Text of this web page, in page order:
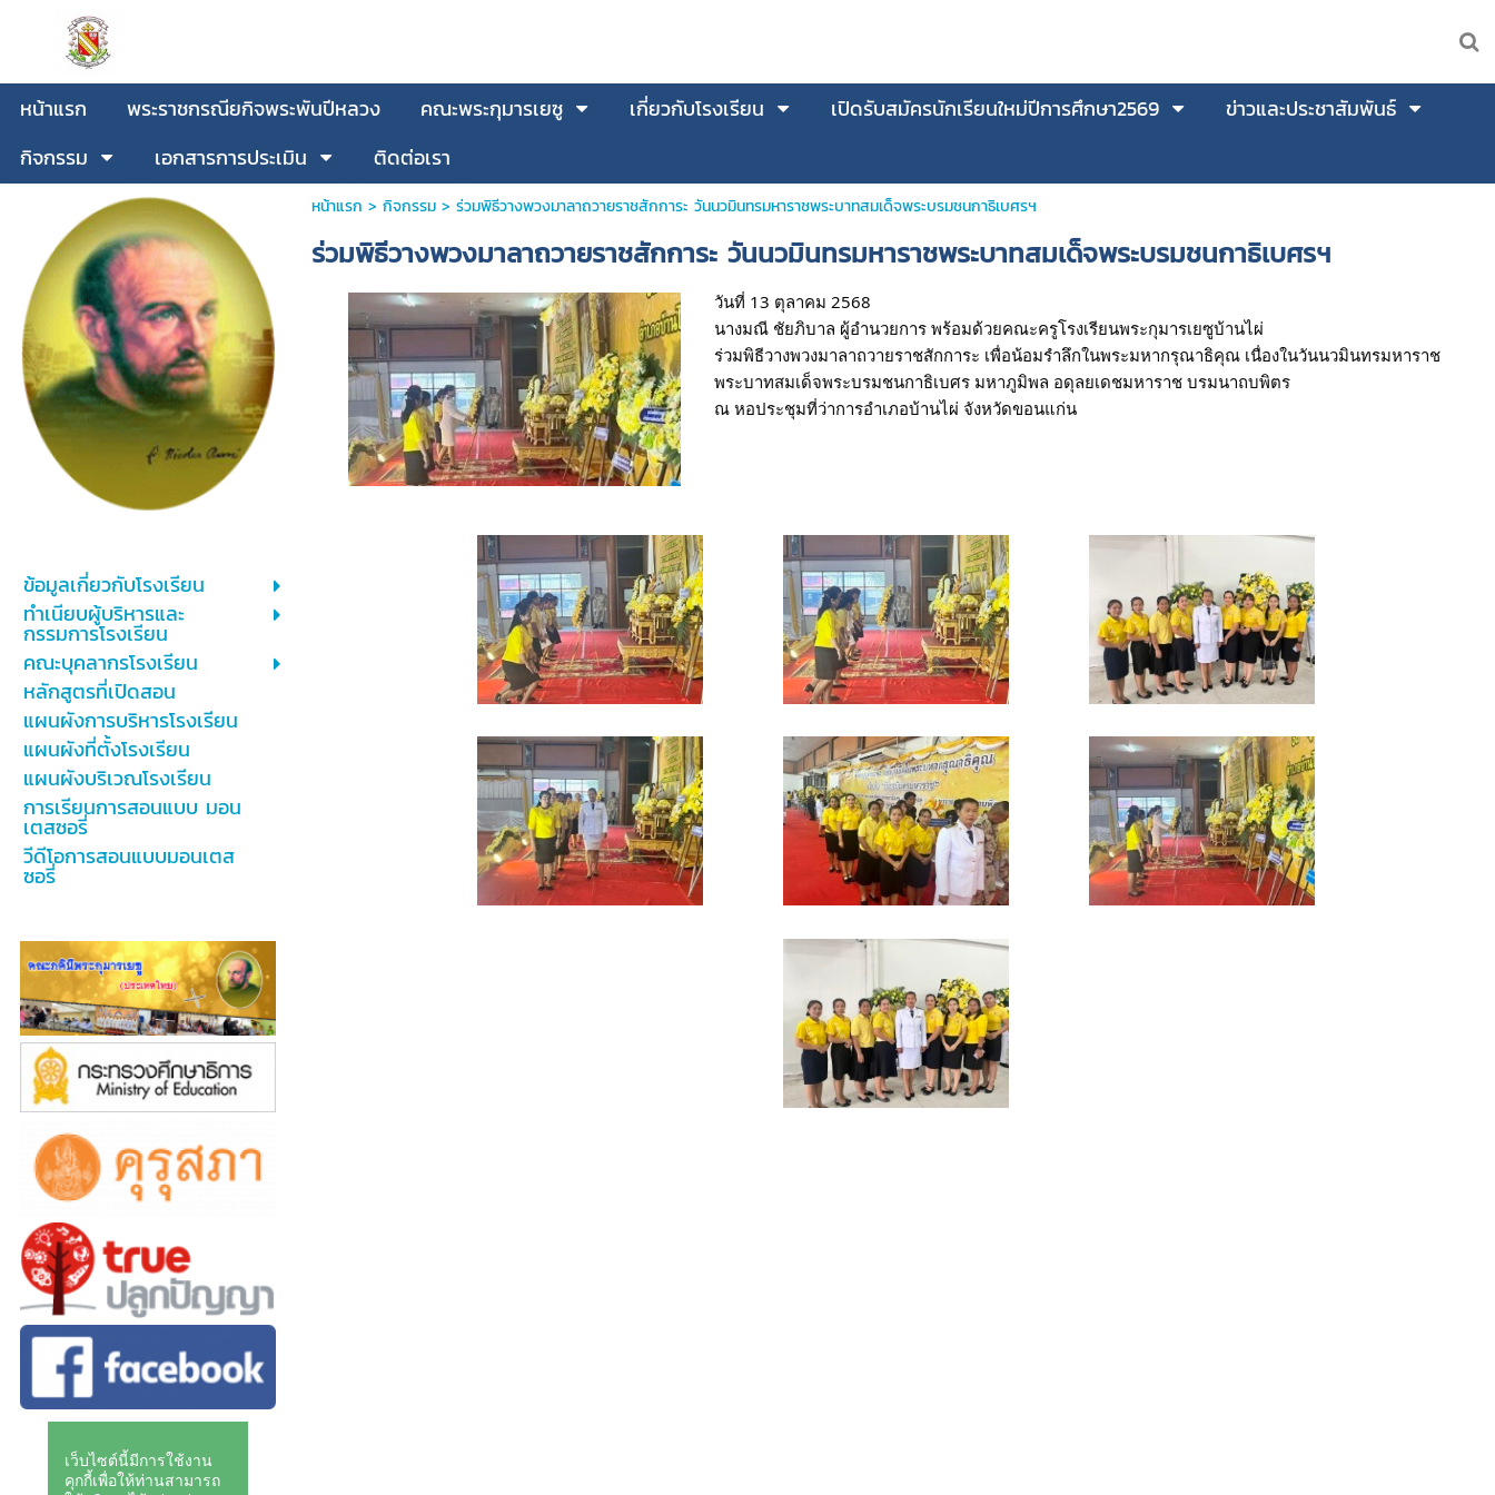
หน้าแรก พระราชกรณียกิจพระพันปีหลวง คณะพระกุมารเยซู เกี่ยวกับโรงเรียน เปิดรับสมัครนักเรียนใหม่ปีการศึกษา2569
ข่าวและประชาสัมพันธ์
กิจกรรม
เอกสารการประเมิน ติดต่อเรา
ข้อมูลเกี่ยวกับโรงเรียน
ทำเนียบผู้บริหารและ
กรรมการโรงเรียน
คณะบุคลากรโรงเรียน
หลักสูตรที่เปิดสอน
แผนผังการบริหารโรงเรียน
แผนผังที่ตั้งโรงเรียน
แผนผังบริเวณโรงเรียน
การเรียนการสอนแบบ มอน
เตสซอรี่
วีดีโอการสอนแบบมอนเตส
ซอรี่
หน้าแรก > กิจกรรม> ร่วมพิธีวางพวงมาลาถวายราชสักการะ วันนวมินทรมหาราชพระบาทสมเด็จพระบรมชนกาธิเบศรฯ
ร่วมพิธีวางพวงมาลาถวายราชสักการะ วันนวมินทรมหาราชพระบาทสมเด็จพระบรมชนกาธิเบศรฯ
วันที่ 13 ตุลาคม 2568
นางมณี ชัยภิบาล ผู้อำนวยการ พร้อมด้วยคณะครูโรงเรียนพระกุมารเยซูบ้านไผ่
ร่วมพิธีวางพวงมาลาถวายราชสักการะ เพื่อน้อมรำลึกในพระมหากรุณาธิคุณ เนื่องในวันนวมินทรมหาราช
พระบาทสมเด็จพระบรมชนกาธิเบศร มหาภูมิพล อดุลยเดชมหาราช บรมนาถบพิตร
ณ หอประชุมที่ว่าการอำเภอบ้านไผ่ จังหวัดขอนแก่น